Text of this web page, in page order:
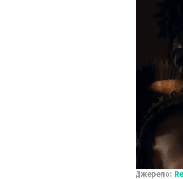
Джерело: